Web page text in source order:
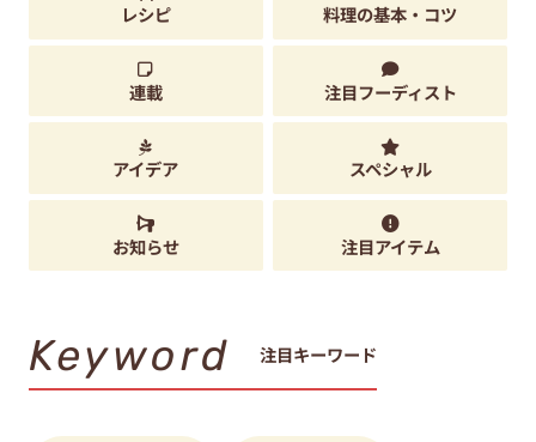
レシピ 料理の基本・コツ
連載 注目フーディスト
アイデア スペシャル
お知らせ 注目アイテム
Keyword 注目キーワード